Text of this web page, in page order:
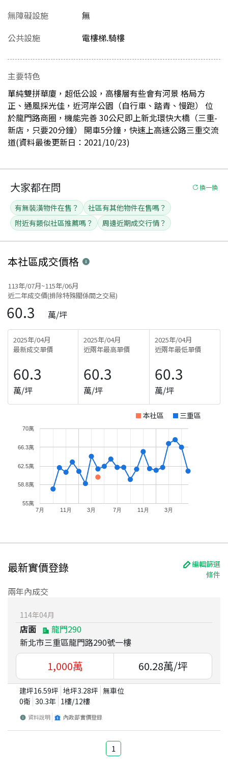
無障礙設施
無
公共設施
電樓梯.騎樓
主要特色
單純雙拼華廈，超低公設，高樓層有些會有河景 格局方
正、通風採光佳，近河岸公園（自行車、踏青、慢跑） 位
於龍門路商圈，機能完善 30公尺即上新北環快大橋（三重-
新店，只要20分鐘） 開車5分鐘，快速上高速公路三重交流
道(資料最後更新日：2021/10/23)
大家都在問 換一換
有無裝潢物件在售？
社區有其他物件在售嗎？
附近有類似社區推薦嗎？
周邊近期成交行情？
本社區成交價格
113年/07月~115年/06月
近二年成交價(排除特殊關係間之交易)
60.3 萬/坪
2025年/04月
最新成交單價
60.3
萬/坪
2025年/04月
近兩年最高單價
60.3
萬/坪
2025年/04月
近兩年最低單價
60.3
萬/坪
本社區 三重區
7月 11月 3月 7月 11月 3月
55萬
58.8萬
62.5萬
66.3萬
70萬
最新實價登錄
編輯篩選
條件
兩年內成交
114年04月
店面
龍門290
新北市三重區龍門路290號一樓
1,000萬 60.28萬/坪
建坪16.59坪 地坪3.28坪 無車位
0衛 30.3年 1樓/12樓
資料說明 內政部實價登錄
1